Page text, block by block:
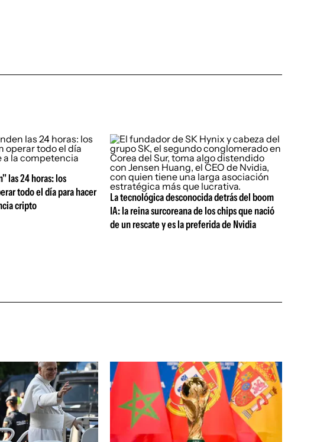
las 24 horas: los
todo el día para hacer
cripto
La tecnológica desconocida detrás del boom
IA: la reina surcoreana de los chips que nació
de un rescate y es la preferida de Nvidia